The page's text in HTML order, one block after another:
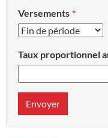
Versements
Taux proportionnel
Envoyer